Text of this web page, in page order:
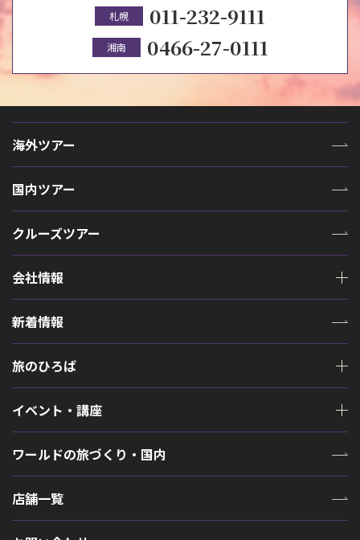
札幌 011-232-9111
湘南 0466-27-0111
海外ツアー
国内ツアー
クルーズツアー
会社情報
新着情報
旅のひろば
イベント・講座
ワールドの旅づくり・国内
店舗一覧